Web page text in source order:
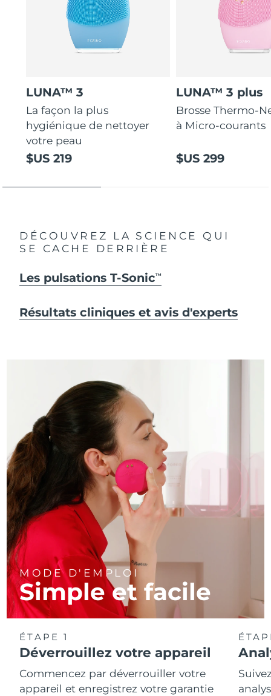
LUNA™ 3
La façon la plus
hygiénique de nettoyer
votre peau
$US 219
LUNA™ 3 plus
Brosse Thermo-
à Micro-courants
$US 299
DÉCOUVREZ LA SCIENCE QUI
SE CACHE DERRIÈRE
Les pulsations T-SonicTM
Résultats cliniques et avis d'experts
MODE D'EMPLOI
Simple et facile
ÉTAPE 1
Déverrouillez votre appareil
Commencez par déverrouiller votre
appareil et enregistrez votre garantie